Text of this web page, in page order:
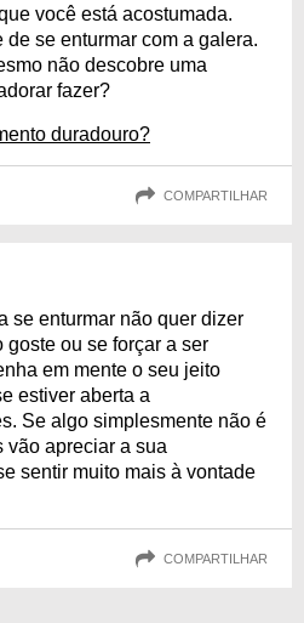
você está acostumada.
de se enturmar com a galera.
não descobre uma
fazer?
duradouro?
COMPARTILHAR
se enturmar não quer dizer
ou se forçar a ser
em mente o seu jeito
estiver aberta a
Se algo simplesmente não é
vão apreciar a sua
sentir muito mais à vontade
COMPARTILHAR